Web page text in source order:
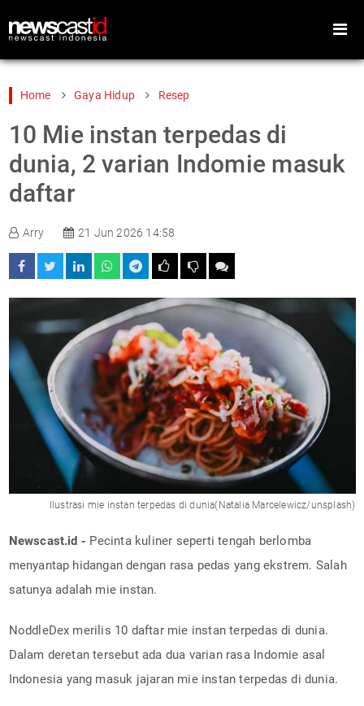
Home
Peristiwa
Gaya Hidup
Video
Foto
Home Gaya Hidup Resep
10 Mie instan terpedas di
dunia, 2 varian Indomie masuk
daftar
Arry 21 Jun 2026 14:58
Ilustrasi mie instan terpedas di dunia(Natalia Marcelewicz/unsplash)
Newscast.id - Pecinta kuliner seperti tengah berlomba
menyantap hidangan dengan rasa pedas yang ekstrem. Salah
satunya adalah mie instan.
NoddleDex merilis 10 daftar mie instan terpedas di dunia.
Dalam deretan tersebut ada dua varian rasa Indomie asal
Indonesia yang masuk jajaran mie instan terpedas di dunia.